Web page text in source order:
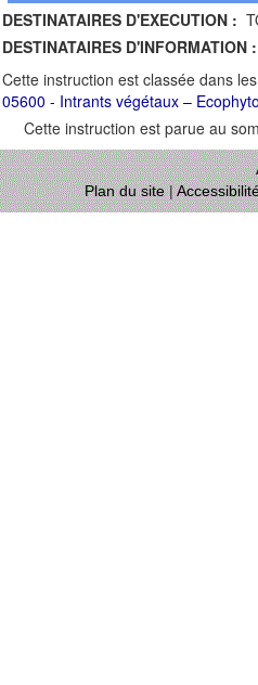
DESTINATAIRES D'EXECUTION :
DESTINATAIRES D'INFORMATION :
Cette instruction est classée dans
05600 - Intrants végétaux –
Cette instruction est parue au
Plan du site|